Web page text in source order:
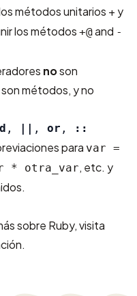
métodos unitarios + y
los métodos +@and -
noson
métodos, y no
, || , or , ::
para var =
* otra_var, etc. y
sobre Ruby, visita
.